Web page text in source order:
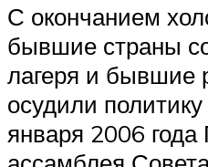
С окончанием
бывшие страны
лагеря и бывшие
осудили
января 2006